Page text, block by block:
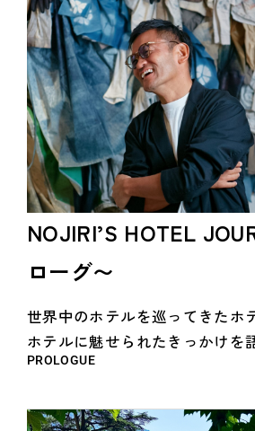
NOJIRI’S HOTEL
ローグ〜
世界中のホテルを巡ってきたホ
ホテルに魅せられたきっかけを
PROLOGUE